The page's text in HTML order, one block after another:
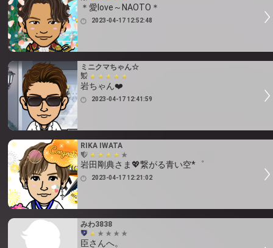
＊愛love～NAOTO＊
2023-04-17 12:52:48
ミニクマちゃん☆
岩ちゃん❤️
2023-04-17 12:41:59
RIKA IWATA
岩田剛典さま💖繋がる青い空*゜
2023-04-17 12:21:02
みわ3838
臣さんへ。